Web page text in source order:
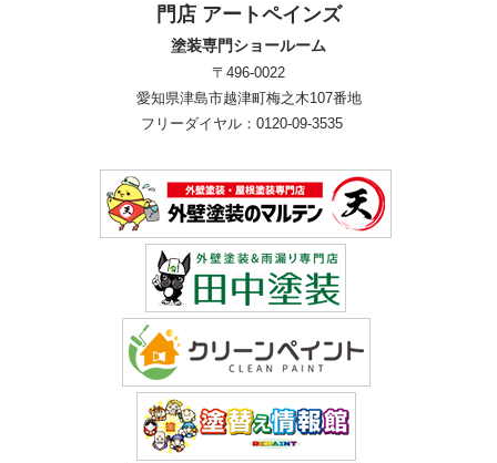
門店 アートペインズ
塗装専門ショールーム
〒496-0022
愛知県津島市越津町梅之木107番地
フリーダイヤル：0120-09-3535